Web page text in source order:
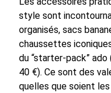
style sont
organisés, sacs
chaussettes
du “starter-pack”
40 €). Ce sont des
quelles que soient